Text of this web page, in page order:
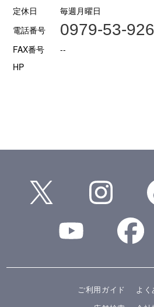
定休日
毎週月曜日
電話番号
0979-53-
FAX番号
--
HP
ご利用ガイド
よ